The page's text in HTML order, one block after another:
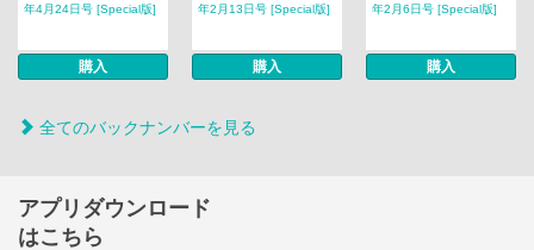
年4月24日号 [Special版]
購入
年2月13日号 [Special版]
購入
年2月6日号 [Special版]
購入
全てのバックナンバーを見る
アプリダウンロード
はこちら